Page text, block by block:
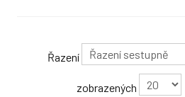
Řazení
zobrazených